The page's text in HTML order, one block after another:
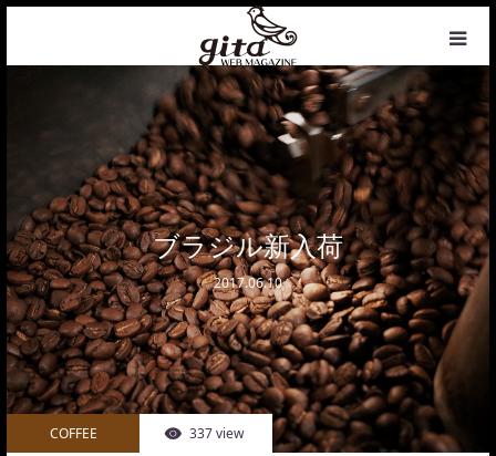
ブラジル新入荷
2017.06.10
COFFEE 337 view
NEWS
WEB MAGAZINE
COFFEE
PHOTO&DESIGN
PROFILE